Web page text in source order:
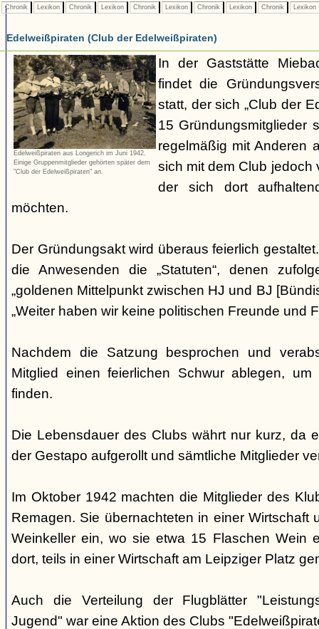
Chronik Lexikon Chronik Lexikon Chronik Lexikon Chronik Lexikon Chronik Lexikon
Edelweißpiraten (Club der Edelweißpiraten)
Edelweißpiraten aus Longerich im Juni 1942.
Einige Gruppenmitglieder gehörten später dem
"Club der Edelweißpiraten" an.
In der Gaststätte
findet die
statt, der sich „Club der
15 Gründungsmitglieder
regelmäßig mit Anderen
sich mit dem Club
der sich dort
möchten.
Der Gründungsakt wird überaus feierlich
die Anwesenden die „Statuten“, denen
„goldenen Mittelpunkt zwischen HJ und BJ
„Weiter haben wir keine politischen Freunde und
Nachdem die Satzung besprochen und
Mitglied einen feierlichen Schwur ablegen,
finden.
Die Lebensdauer des Clubs währt nur kurz, da
der Gestapo aufgerollt und sämtliche Mitglieder
Im Oktober 1942 machten die Mitglieder des
Remagen. Sie übernachteten in einer Wirtschaft
Weinkeller ein, wo sie etwa 15 Flaschen Wein
dort, teils in einer Wirtschaft am Leipziger Platz
Auch die Verteilung der Flugblätter
Jugend" war eine Aktion des Clubs